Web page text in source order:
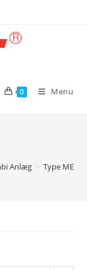
0 Menu
Anlæg > Type ME